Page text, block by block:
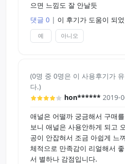
으면 느낌도 잘 안날듯
댓글 0 | 이 후기가 도움이 되
예 아니오
(0명 중 0명은 이 사용후기가
다.)
hon****** 2019-
애널은 어떨까 궁금해서 구매
보니 애널은 사용안하게 되고
공이 안잡혀서 조금 아쉽게 느
체적으로 만족감이 리얼해서
서 별하나 감점입니다.